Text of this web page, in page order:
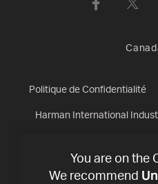
Politique de Confidentialité
Harman International
You are on the
We recommend